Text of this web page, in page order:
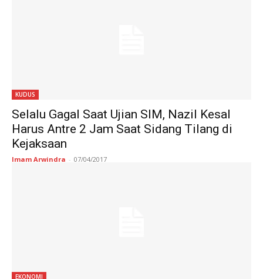
KUDUS
Selalu Gagal Saat Ujian SIM, Nazil Kesal
Harus Antre 2 Jam Saat Sidang Tilang di
Kejaksaan
Imam Arwindra - 07/04/2017
EKONOMI